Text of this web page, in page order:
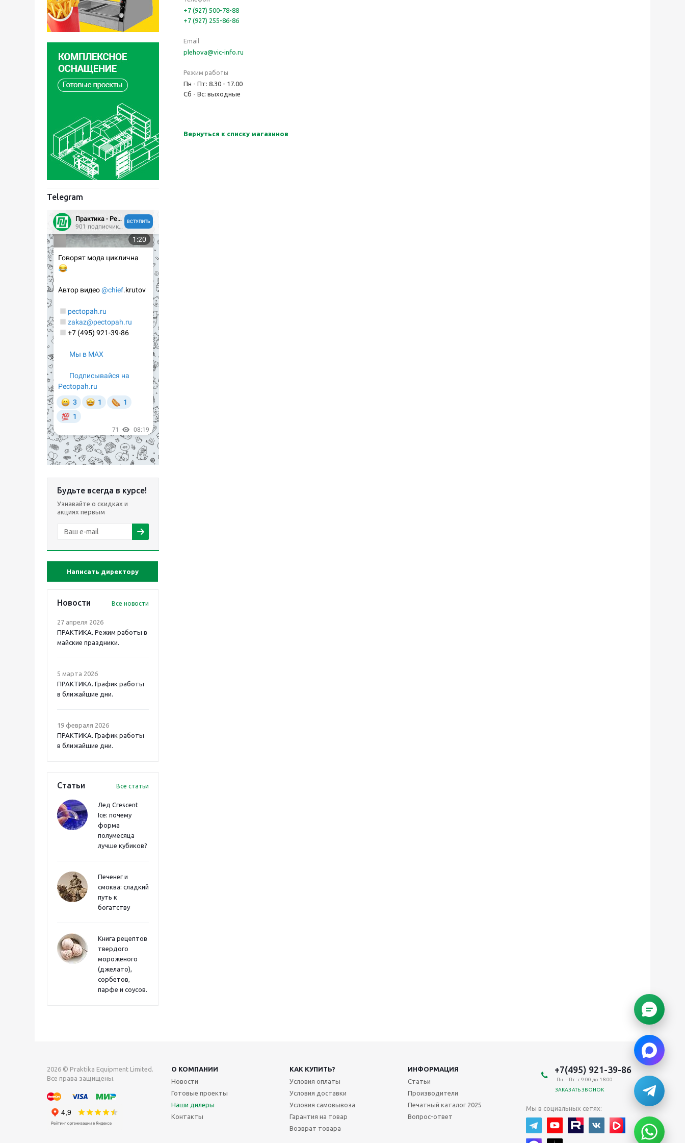
Telegram
Будьте всегда в курсе!
Узнавайте о скидках и
акциях первым
Написать директору
Новости Все новости
27 апреля 2026
ПРАКТИКА. Режим работы в
майские праздники.
5 марта 2026
ПРАКТИКА. График работы
в ближайшие дни.
19 февраля 2026
ПРАКТИКА. График работы
в ближайшие дни.
Статьи Все статьи
Лед Crescent
Ice: почему
форма
полумесяца
лучше кубиков?
Печенег и
смоква: сладкий
путь к
богатству
Книга рецептов
твердого
мороженого
(джелато),
сорбетов,
парфе и соусов.
+7 (927) 500-78-88
+7 (927) 255-86-86
Email
plehova@vic-info.ru
Режим работы
Пн - Пт: 8.30 - 17.00
Сб - Вс: выходные
Вернуться к списку магазинов
2026 © Praktika Equipment Limited.
Все права защищены.
О КОМПАНИИ КАК КУПИТЬ?
ИНФОРМАЦИЯ
Новости
Готовые проекты
Наши дилеры
Контакты
Условия оплаты
Условия доставки
Условия самовывоза
Гарантия на товар
Возврат товара
Статьи
Производители
Печатный каталог 2025
Вопрос-ответ
+7(495) 921-39-86
Пн. – Пт.: с 9:00 до 18:00
ЗАКАЗАТЬ ЗВОНОК
Мы в социальных сетях: